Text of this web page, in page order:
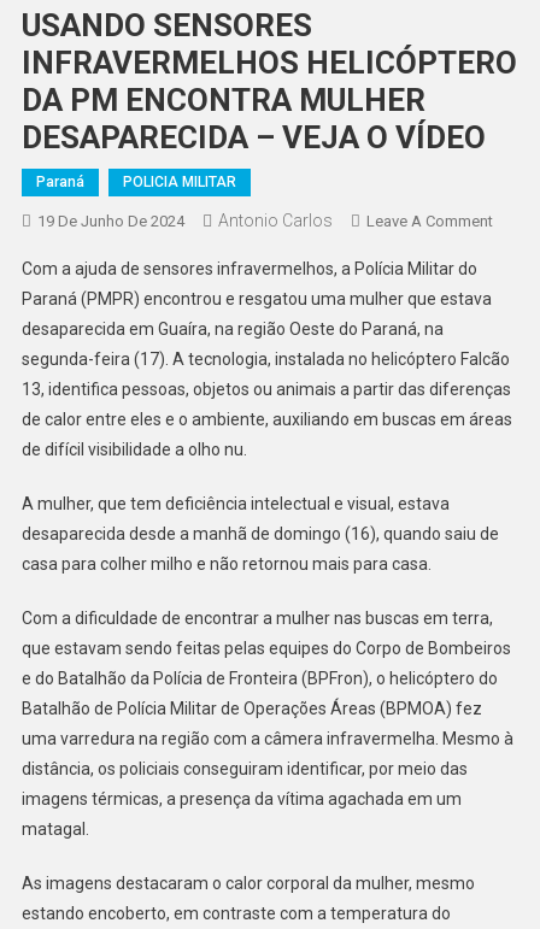
USANDO SENSORES
INFRAVERMELHOS HELICÓPTERO
DA PM ENCONTRA MULHER
DESAPARECIDA – VEJA O VÍDEO
Paraná POLICIA MILITAR
19 De Junho De 2024 Antonio Carlos Leave A CommentOn
DA
PM
Com a ajuda de sensores infravermelhos, a Polícia Militar do
Paraná (PMPR) encontrou e resgatou uma mulher que estava
desaparecida em Guaíra, na região Oeste do Paraná, na
segunda-feira (17). A tecnologia, instalada no helicóptero Falcão
13, identifica pessoas, objetos ou animais a partir das diferenças
de calor entre eles e o ambiente, auxiliando em buscas em áreas
de difícil visibilidade a olho nu.
A mulher, que tem deficiência intelectual e visual, estava
desaparecida desde a manhã de domingo (16), quando saiu de
casa para colher milho e não retornou mais para casa.
Com a dificuldade de encontrar a mulher nas buscas em terra,
que estavam sendo feitas pelas equipes do Corpo de Bombeiros
e do Batalhão da Polícia de Fronteira (BPFron), o helicóptero do
Batalhão de Polícia Militar de Operações Áreas (BPMOA) fez
uma varredura na região com a câmera infravermelha. Mesmo à
distância, os policiais conseguiram identificar, por meio das
imagens térmicas, a presença da vítima agachada em um
matagal.
As imagens destacaram o calor corporal da mulher, mesmo
estando encoberto, em contraste com a temperatura do